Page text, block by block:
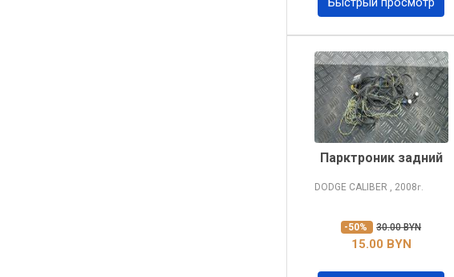
Парктроник задний
DODGE CALIBER , 2008г.
-50% 30.00 BYN
15.00 BYN